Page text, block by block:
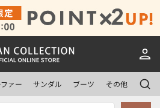
ァー サンダル ブーツ その他